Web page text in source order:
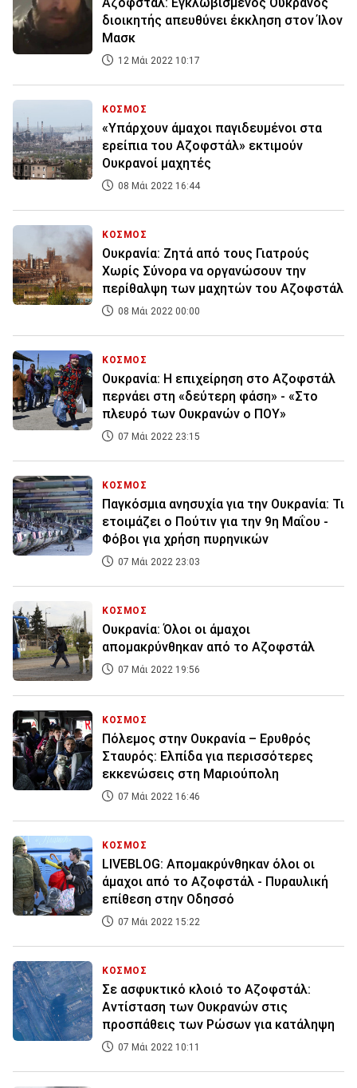
διοικητής απευθύνει έκκληση στον Ίλον
Μασκ
12 Μάι 2022 10:17
ΚΟΣΜΟΣ
«Υπάρχουν άμαχοι παγιδευμένοι στα
ερείπια του Αζοφστάλ» εκτιμούν
Ουκρανοί μαχητές
08 Μάι 2022 16:44
ΚΟΣΜΟΣ
Ουκρανία: Ζητά από τους Γιατρούς
Χωρίς Σύνορα να οργανώσουν την
περίθαλψη των μαχητών του Αζοφστάλ
08 Μάι 2022 00:00
ΚΟΣΜΟΣ
Ουκρανία: Η επιχείρηση στο Αζοφστάλ
περνάει στη «δεύτερη φάση» - «Στο
πλευρό των Ουκρανών ο ΠΟΥ»
07 Μάι 2022 23:15
ΚΟΣΜΟΣ
Παγκόσμια ανησυχία για την Ουκρανία: Τι
ετοιμάζει ο Πούτιν για την 9η Μαΐου -
Φόβοι για χρήση πυρηνικών
07 Μάι 2022 23:03
ΚΟΣΜΟΣ
Ουκρανία: Όλοι οι άμαχοι
απομακρύνθηκαν από το Αζοφστάλ
07 Μάι 2022 19:56
ΚΟΣΜΟΣ
Πόλεμος στην Ουκρανία – Ερυθρός
Σταυρός: Ελπίδα για περισσότερες
εκκενώσεις στη Μαριούπολη
07 Μάι 2022 16:46
ΚΟΣΜΟΣ
LIVEBLOG: Απομακρύνθηκαν όλοι οι
άμαχοι από το Αζοφστάλ - Πυραυλική
επίθεση στην Οδησσό
07 Μάι 2022 15:22
ΚΟΣΜΟΣ
Σε ασφυκτικό κλοιό το Αζοφστάλ:
Αντίσταση των Ουκρανών στις
προσπάθεις των Ρώσων για κατάληψη
07 Μάι 2022 10:11